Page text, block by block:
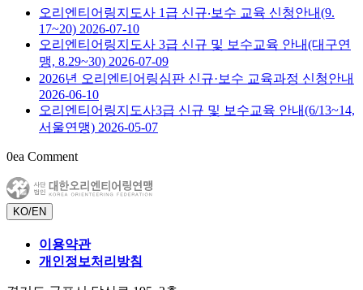
오리엔티어링지도사 1급 신규‧보수 교육 신청안내(9.
17~20) 2026-07-10
오리엔티어링지도사 3급 신규 및 보수교육 안내(대구연
맹, 8.29~30) 2026-07-09
2026년 오리엔티어링심판 신규·보수 교육과정 신청안내
2026-06-10
오리엔티어링지도사3급 신규 및 보수교육 안내(6/13~14,
서울연맹) 2026-05-07
0ea Comment
KO/EN
이용약관
개인정보처리방침